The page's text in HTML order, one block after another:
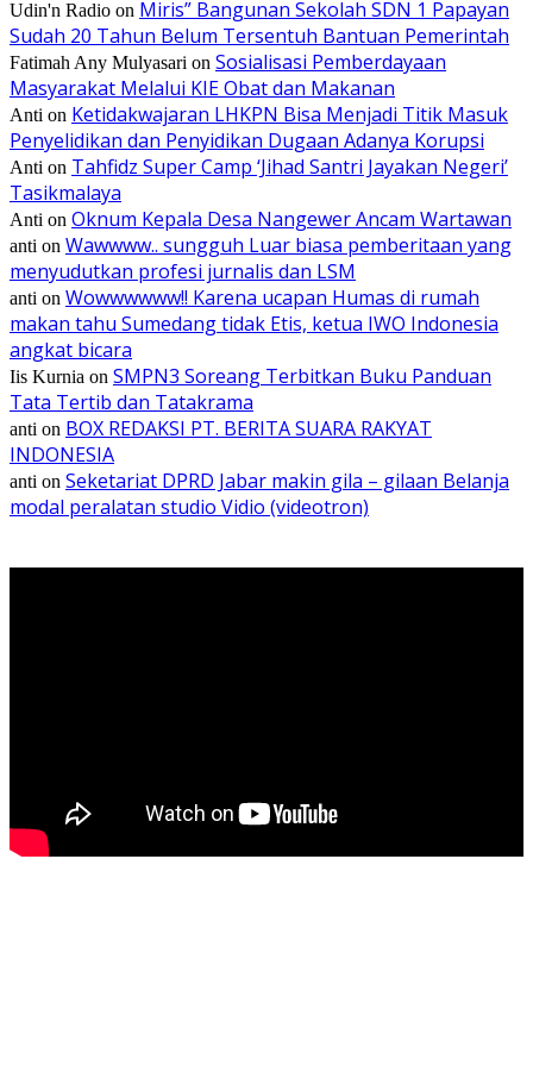
Udin'n Radio on Miris” Bangunan Sekolah SDN 1 Papayan
Sudah 20 Tahun Belum Tersentuh Bantuan Pemerintah
Fatimah Any Mulyasari on Sosialisasi Pemberdayaan
Masyarakat Melalui KIE Obat dan Makanan
Anti on Ketidakwajaran LHKPN Bisa Menjadi Titik Masuk
Penyelidikan dan Penyidikan Dugaan Adanya Korupsi
Anti on Tahfidz Super Camp ‘Jihad Santri Jayakan Negeri’
Tasikmalaya
Anti on Oknum Kepala Desa Nangewer Ancam Wartawan
anti on Wawwww.. sungguh Luar biasa pemberitaan yang
menyudutkan profesi jurnalis dan LSM
anti on Wowwwwww!! Karena ucapan Humas di rumah
makan tahu Sumedang tidak Etis, ketua IWO Indonesia
angkat bicara
Iis Kurnia on SMPN3 Soreang Terbitkan Buku Panduan
Tata Tertib dan Tatakrama
anti on BOX REDAKSI PT. BERITA SUARA RAKYAT
INDONESIA
anti on Seketariat DPRD Jabar makin gila – gilaan Belanja
modal peralatan studio Vidio (videotron)